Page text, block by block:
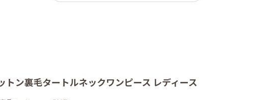
トン裏毛タートルネックワンピース レディース